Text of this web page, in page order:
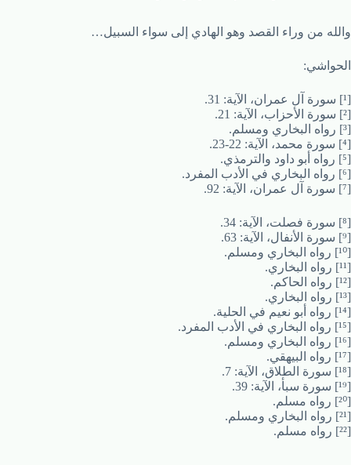
والله من وراء القصد وهو الهادي إلى سواء السبيل…
الحواشي:
[¹] سورة آل عمران، الآية: 31.
[²] سورة الأحزاب، الآية: 21.
[³] رواه البخاري ومسلم.
[⁴] سورة محمد، الآية: 22-23.
[⁵] رواه أبو داود والترمذي.
[⁶] رواه البخاري في الأدب المفرد.
[⁷] سورة آل عمران، الآية: 92.
[⁸] سورة فصلت، الآية: 34.
[⁹] سورة الأنفال، الآية: 63.
[¹⁰] رواه البخاري ومسلم.
[¹¹] رواه البخاري.
[¹²] رواه الحاكم.
[¹³] رواه البخاري.
[¹⁴] رواه أبو نعيم في الحلية.
[¹⁵] رواه البخاري في الأدب المفرد.
[¹⁶] رواه البخاري ومسلم.
[¹⁷] رواه البيهقي.
[¹⁸] سورة الطلاق، الآية: 7.
[¹⁹] سورة سبأ، الآية: 39.
[²⁰] رواه مسلم.
[²¹] رواه البخاري ومسلم.
[²²] رواه مسلم.